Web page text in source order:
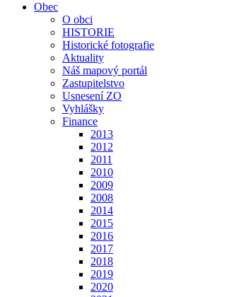
Obec
O obci
HISTORIE
Historické fotografie
Aktuality
Náš mapový portál
Zastupitelstvo
Usnesení ZO
Vyhlášky
Finance
2013
2012
2011
2010
2009
2008
2014
2015
2016
2017
2018
2019
2020